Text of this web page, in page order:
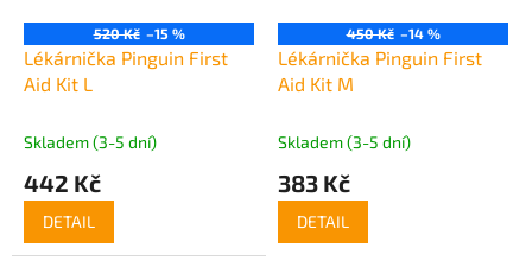
520 Kč –15 %
Lékárnička Pinguin First
Aid Kit L
Skladem (3-5 dní)
442 Kč
DETAIL
450 Kč –14 %
Lékárnička Pinguin First
Aid Kit M
Skladem (3-5 dní)
383 Kč
DETAIL